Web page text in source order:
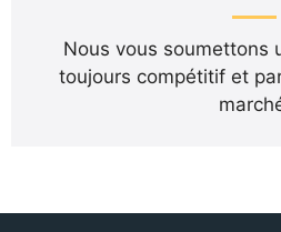
Nous vous soumettons
toujours compétitif et